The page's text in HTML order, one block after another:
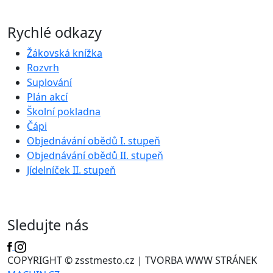
Rychlé odkazy
Žákovská knížka
Rozvrh
Suplování
Plán akcí
Školní pokladna
Čápi
Objednávání obědů I. stupeň
Objednávání obědů II. stupeň
Jídelníček II. stupeň
Sledujte nás
COPYRIGHT © zsstmesto.cz | TVORBA WWW STRÁNEK